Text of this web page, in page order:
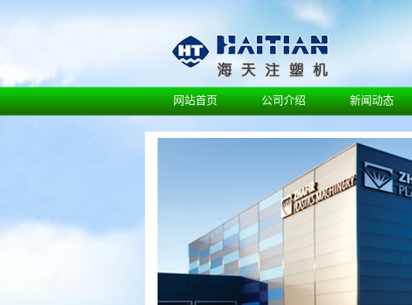
网站首页 公司介绍 新闻动态